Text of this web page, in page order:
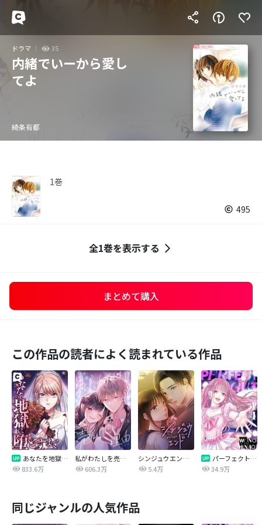
ドラマ 35
内緒でいーから愛し
てよ
綺条有都
1巻
495
全1巻を表示する
まとめて購入
この作品の読者によく読まれている作品
あなたを地獄に堕とすまで
833.6万
私がわたしを売る理由
606.3万
シンジュウエンド【タテヨミ】
5.4万
パーフェクトグリッター
34.9万
同じジャンルの人気作品